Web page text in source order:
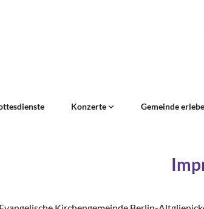
Konzerte Gemeinde